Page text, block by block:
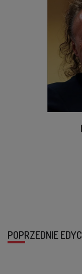
POPRZEDNIE